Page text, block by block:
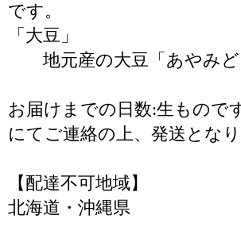
です。
「大豆」
地元産の大豆「あやみど
お届けまでの日数:生もので
にてご連絡の上、発送となり
【配達不可地域】
北海道・沖縄県